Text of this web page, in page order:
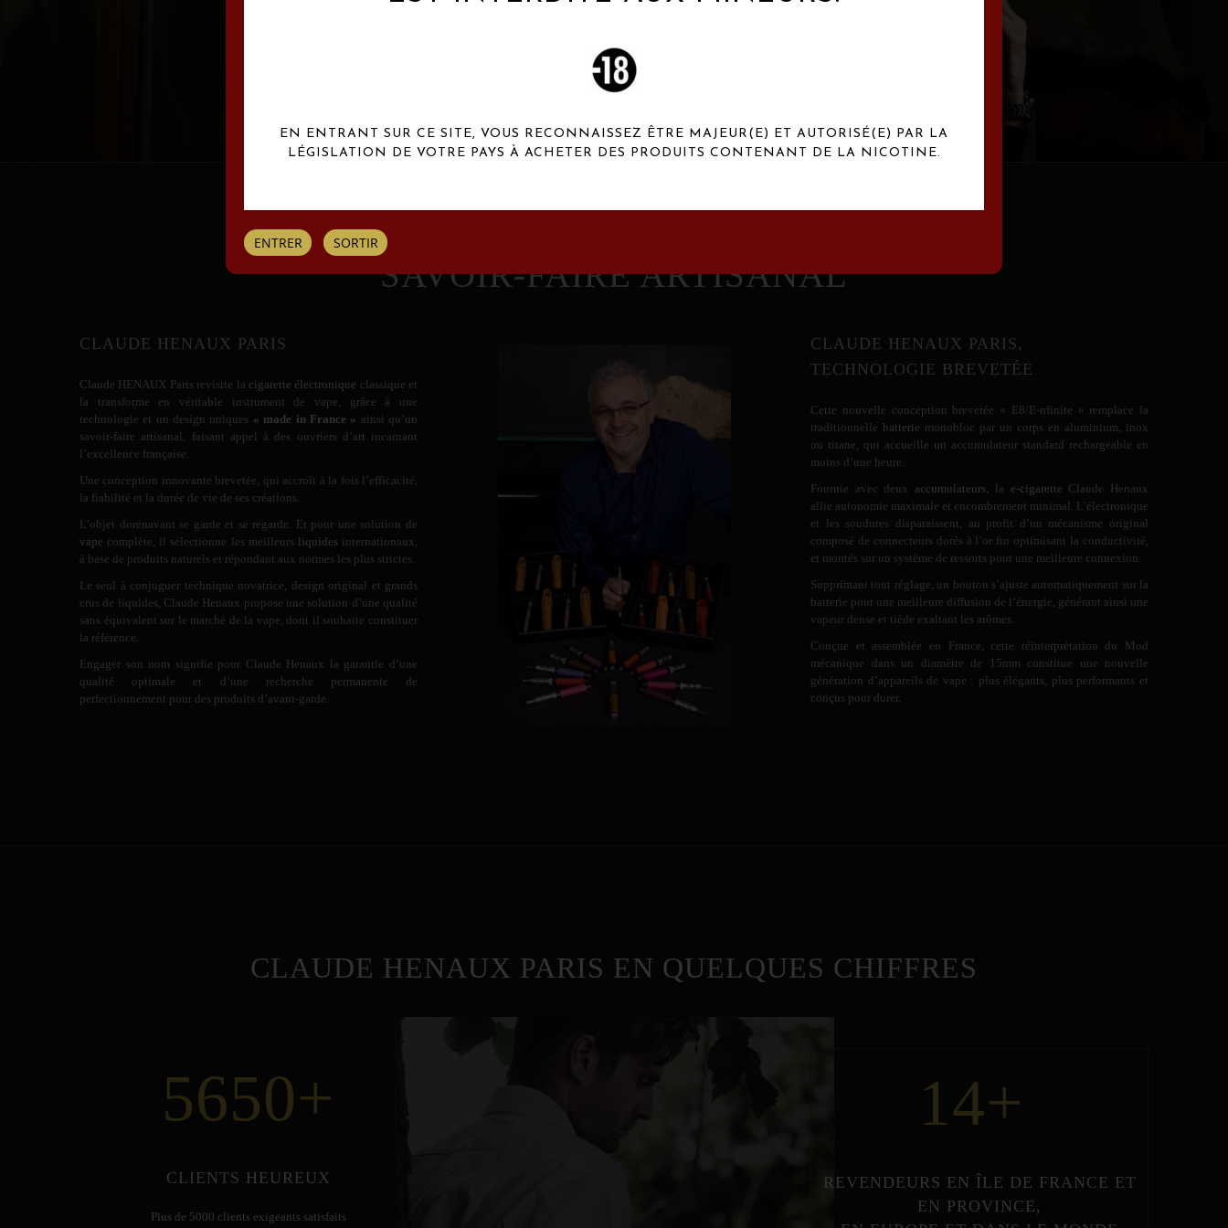
SAVOIR-FAIRE ARTISANAL
CLAUDE HENAUX PARIS
Claude HENAUX Paris revisite la cigarette électronique classique et
la transforme en véritable instrument de vape, grâce à une
technologie et un design uniques « made in France » ainsi qu’un
savoir-faire artisanal, faisant appel à des ouvriers d’art incarnant
l’excellence française.
Une conception innovante brevetée, qui accroît à la fois l’efficacité,
la fiabilité et la durée de vie de ses créations.
L’objet dorénavant se garde et se regarde. Et pour une solution de
vape complète, il sélectionne les meilleurs liquidesinternationaux,
à base de produits naturels et répondant aux normes les plus strictes.
Le seul à conjuguer technique novatrice, design original et grands
crus de liquides, Claude Henaux propose une solution d’une qualité
sans équivalent sur le marché de la vape, dont il souhaite constituer
la référence.
Engager son nom signifie pour Claude Henaux la garantie d’une
qualité optimale et d’une recherche permanente de
perfectionnement pour des produits d’avant-garde.
CLAUDE HENAUX PARIS,
TECHNOLOGIE BREVETÉE
Cette nouvelle conception brevetée « E8/E-nfinite » remplace la
traditionnelle batterie monobloc par un corps en aluminium, inox
ou titane, qui accueille un accumulateur standard rechargeable en
moins d’une heure.
Fournie avec deux accumulateurs , la e-cigarette Claude Henaux
allie autonomie maximale et encombrement minimal. L’électronique
et les soudures disparaissent, au profit d’un mécanisme original
composé de connecteurs dorés à l’or fin optimisant la conductivité,
et montés sur un système de ressorts pour une meilleure connexion.
Supprimant tout réglage, un bouton s’ajuste automatiquement sur la
batterie pour une meilleure diffusion de l’énergie, générant ainsi une
vapeur dense et tiède exaltant les arômes.
Conçue et assemblée en France, cette réinterprétation du Mod
mécanique dans un diamètre de 15mm constitue une nouvelle
génération d’appareils de vape : plus élégants, plus performants et
conçus pour durer.
CLAUDE HENAUX PARIS EN QUELQUES CHIFFRES
5650+
CLIENTS HEUREUX
Plus de 5000 clients exigeants satisfaits
14+
REVENDEURS EN ÎLE DE FRANCE ET
EN PROVINCE,
EN ENTRANT SUR CE SITE, VOUS RECONNAISSEZ ÊTRE MAJEUR(E) ET AUTORISÉ(E) PAR LA
LÉGISLATION DE VOTRE PAYS À ACHETER DES PRODUITS CONTENANT DE LA NICOTINE.
ENTRER SORTIR